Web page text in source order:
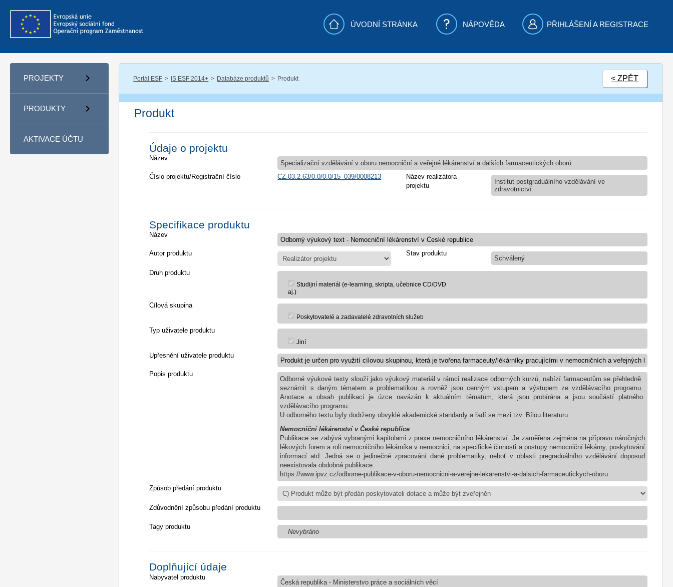
ÚVODNÍ STRÁNKA NÁPOVĚDA PŘIHLÁŠENÍ A REGISTRACE
PROJEKTY
PRODUKTY
AKTIVACE ÚČTU
Portál ESF IS ESF 2014+ Databáze produktů Produkt < ZPĚT
Produkt
Údaje o projektu
Název
Specializační vzdělávání v oboru nemocniční a veřejné lékárenství a dalších farmaceutických oborů
Číslo projektu/Registrační číslo
CZ.03.2.63/0.0/0.0/15_039/0008213
Název realizátora
projektu
Institut postgraduálního vzdělávání ve
zdravotnictví
Specifikace produktu
Název
Autor produktu Stav produktu
Schválený
Druh produktu
Studijní materiál (e-learning, skripta, učebnice CD/DVD
aj.)
Cílová skupina
Poskytovatelé a zadavatelé zdravotních služeb
Typ uživatele produktu
Jiní
Upřesnění uživatele produktu
Popis produktu
Odborné výukové texty slouží jako výukový materiál v rámci realizace odborných kurzů, nabízí farmaceutům se přehledně
seznámit s daným tématem a problematikou a rovněž jsou cenným vstupem a výstupem ze vzdělávacího programu.
Anotace a obsah publikací je úzce navázán k aktuálním tématům, která jsou probírána a jsou součástí platného
vzdělávacího programu.
U odborného textu byly dodrženy obvyklé akademické standardy a řadí se mezi tzv. Bílou literaturu.
Nemocniční lékárenství v České republice
Publikace se zabývá vybranými kapitolami z praxe nemocničního lékárenství. Je zaměřena zejména na přípravu náročných
lékových forem a roli nemocničního lékárníka v nemocnici, na specifické činnosti a postupy nemocniční lékárny, poskytování
informací atd. Jedná se o jedinečné zpracování dané problematiky, neboť v oblasti pregraduálního vzdělávání doposud
neexistovala obdobná publikace.
https://www.ipvz.cz/odborne-publikace-v-oboru-nemocnicni-a-verejne-lekarenstvi-a-dalsich-farmaceutickych-oboru
Způsob předání produktu
Zdůvodnění způsobu předání produktu
Tagy produktu
Nevybráno
Doplňující údaje
Nabyvatel produktu
Česká republika - Ministerstvo práce a sociálních věcí